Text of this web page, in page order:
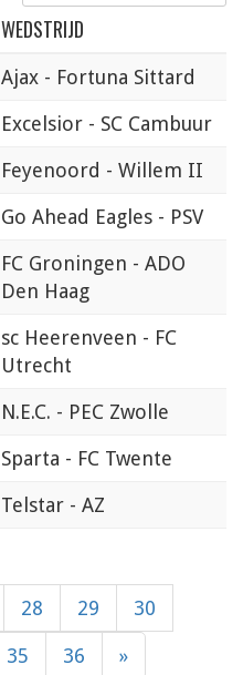
WEDSTRIJD
Ajax - Fortuna Sittard
Excelsior - SC Cambuur
Feyenoord - Willem II
Go Ahead Eagles - PSV
FC Groningen - ADO
Den Haag
sc Heerenveen - FC
Utrecht
N.E.C. - PEC Zwolle
Sparta - FC Twente
Telstar - AZ
28 29 30
35 36 »